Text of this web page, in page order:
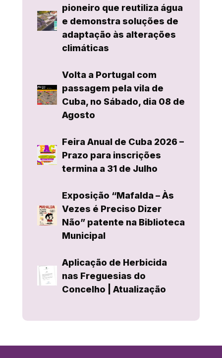
pioneiro que reutiliza água
e demonstra soluções de
adaptação às alterações
climáticas
Volta a Portugal com
passagem pela vila de
Cuba, no Sábado, dia 08 de
Agosto
Feira Anual de Cuba 2026 –
Prazo para inscrições
termina a 31 de Julho
Exposição “Mafalda – Às
Vezes é Preciso Dizer
Não” patente na Biblioteca
Municipal
Aplicação de Herbicida
nas Freguesias do
Concelho | Atualização